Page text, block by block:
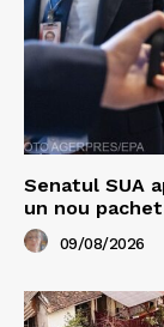
Senatul SUA
un nou
09/08/2026